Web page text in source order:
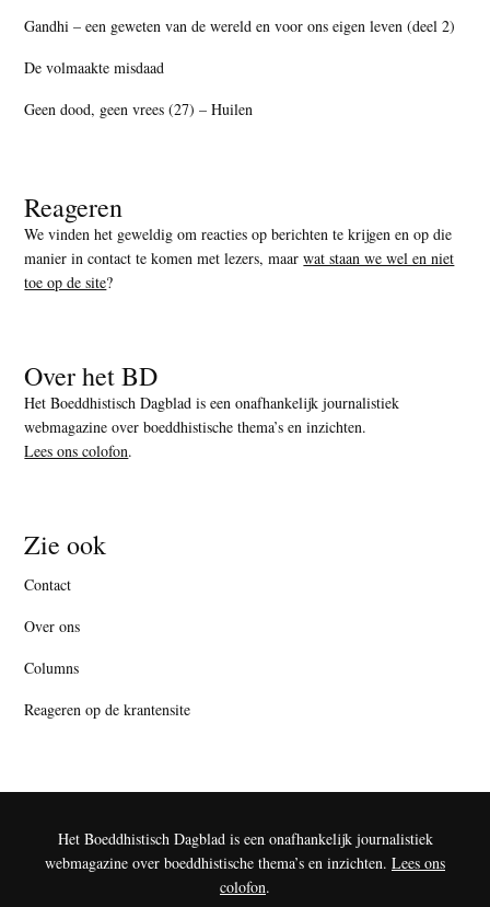
Gandhi – een geweten van de wereld en voor ons eigen leven (deel 2)
De volmaakte misdaad
Geen dood, geen vrees (27) – Huilen
Reageren
We vinden het geweldig om reacties op berichten te krijgen en op die
manier in contact te komen met lezers, maarwat staan we wel en niet
toe op de site?
Over het BD
Het Boeddhistisch Dagblad is een onafhankelijk journalistiek
webmagazine over boeddhistische thema’s en inzichten.
Lees ons colofon.
Zie ook
Contact
Over ons
Columns
Reageren op de krantensite
Het Boeddhistisch Dagblad is een onafhankelijk journalistiek
webmagazine over boeddhistische thema’s en inzichten. Lees ons
colofon.